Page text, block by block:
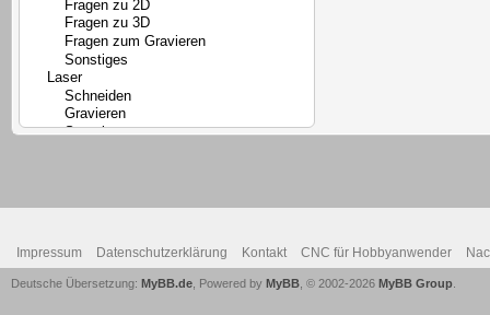
Impressum Datenschutzerklärung Kontakt CNC für Hobbyanwender
Deutsche Übersetzung: MyBB.de , Powered by MyBB , © 2002-2026 MyBB Group